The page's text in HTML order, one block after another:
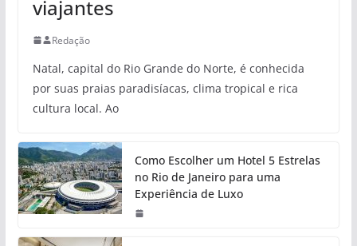
viajantes
Redação
Natal, capital do Rio Grande do Norte, é conhecida
por suas praias paradisíacas, clima tropical e rica
cultura local. Ao
Como Escolher um Hotel 5 Estrelas
no Rio de Janeiro para uma
Experiência de Luxo